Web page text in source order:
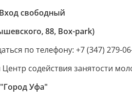
свободный
88, Box-park)
по телефону: +7 (347) 279-
Центр содействия занятости
Уфа"